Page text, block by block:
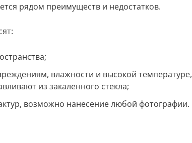
рядом преимуществ и недостатков.
влажности и высокой температуре,
из закаленного стекла;
возможно нанесение любой фотографии.